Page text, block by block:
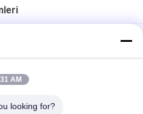
Vitrinleri Alt Dolaplı Ark Şekli
Camı İçin Bronz Mağaza Teşhiri
ODM Siyah Titanyum Kuyumcu
AM
looking for?